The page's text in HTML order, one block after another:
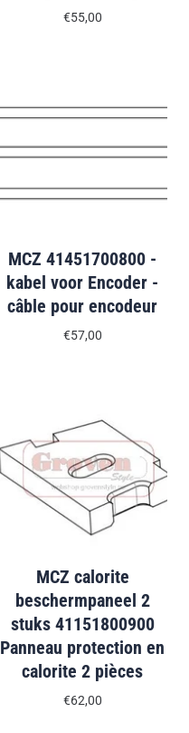
€55,00
MCZ 41451700800 -
kabel voor Encoder -
câble pour encodeur
€57,00
MCZ calorite
beschermpaneel 2
stuks 41151800900
Panneau protection en
calorite 2 pièces
€62,00